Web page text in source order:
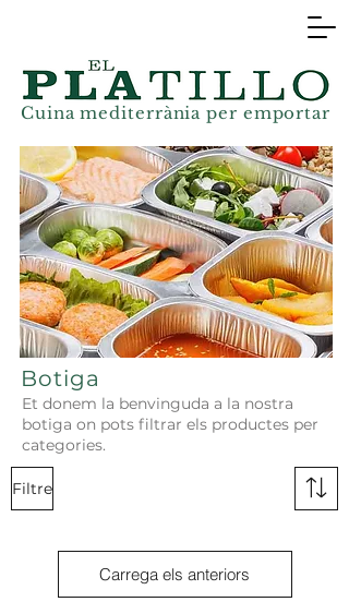
Cuina mediterràniaper emportar
Botiga
Filtre
Carrega els anteriors
Et donem la benvinguda a la nostra
botiga on pots filtrar els productes per
categories.